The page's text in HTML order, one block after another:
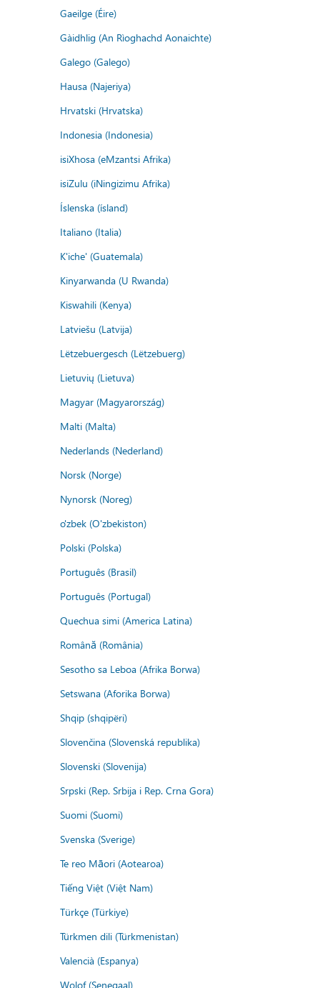
Gaeilge (Éire)
Gàidhlig (An Rìoghachd Aonaichte)
Galego (Galego)
Hausa (Najeriya)
Hrvatski (Hrvatska)
Indonesia (Indonesia)
isiXhosa (eMzantsi Afrika)
isiZulu (iNingizimu Afrika)
Íslenska (ísland)
Italiano (Italia)
K'iche' (Guatemala)
Kinyarwanda (U Rwanda)
Kiswahili (Kenya)
Latviešu (Latvija)
Lëtzebuergesch (Lëtzebuerg)
Lietuvių (Lietuva)
Magyar (Magyarország)
Malti (Malta)
Nederlands (Nederland)
Norsk (Norge)
Nynorsk (Noreg)
o'zbek (O'zbekiston)
Polski (Polska)
Português (Brasil)
Português (Portugal)
Quechua simi (America Latina)
Română (România)
Sesotho sa Leboa (Afrika Borwa)
Setswana (Aforika Borwa)
Shqip (shqipëri)
Slovenčina (Slovenská republika)
Slovenski (Slovenija)
Srpski (Rep. Srbija i Rep. Crna Gora)
Suomi (Suomi)
Svenska (Sverige)
Te reo Māori (Aotearoa)
Tiếng Việt (Việt Nam)
Türkçe (Türkiye)
Türkmen dili (Türkmenistan)
Valencià (Espanya)
Wolof (Senegaal)